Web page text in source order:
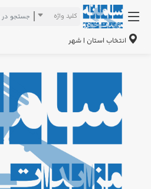
کلید واژه
انتخاب استان | شهر